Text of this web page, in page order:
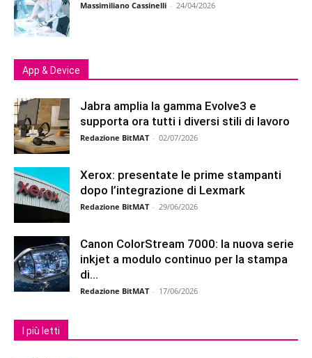
Massimiliano Cassinelli - 24/04/2026
App & Device
Jabra amplia la gamma Evolve3 e
supporta ora tutti i diversi stili di lavoro
Redazione BitMAT - 02/07/2026
Xerox: presentate le prime stampanti
dopo l’integrazione di Lexmark
Redazione BitMAT - 29/06/2026
Canon ColorStream 7000: la nuova serie
inkjet a modulo continuo per la stampa
di...
Redazione BitMAT - 17/06/2026
I più letti